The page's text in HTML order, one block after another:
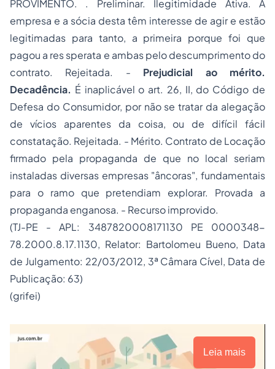
PROVIMENTO. . Preliminar. Ilegitimidade Ativa. A
empresa e a sócia desta têm interesse de agir e estão
legitimadas para tanto, a primeira porque foi que
pagou a res sperata e ambas pelo descumprimento do
contrato. Rejeitada. - Prejudicial ao mérito.
Decadência. É inaplicável o art. 26, II, do Código de
Defesa do Consumidor, por não se tratar da alegação
de vícios aparentes da coisa, ou de difícil fácil
constatação. Rejeitada. - Mérito. Contrato de Locação
firmado pela propaganda de que no local seriam
instaladas diversas empresas "âncoras", fundamentais
para o ramo que pretendiam explorar. Provada a
propaganda enganosa. - Recurso improvido.
(TJ-PE - APL: 3487820008171130 PE 0000348-
78.2000.8.17.1130, Relator: Bartolomeu Bueno, Data
de Julgamento: 22/03/2012, 3ª Câmara Cível, Data de
Publicação: 63)
(grifei)
Leia mais